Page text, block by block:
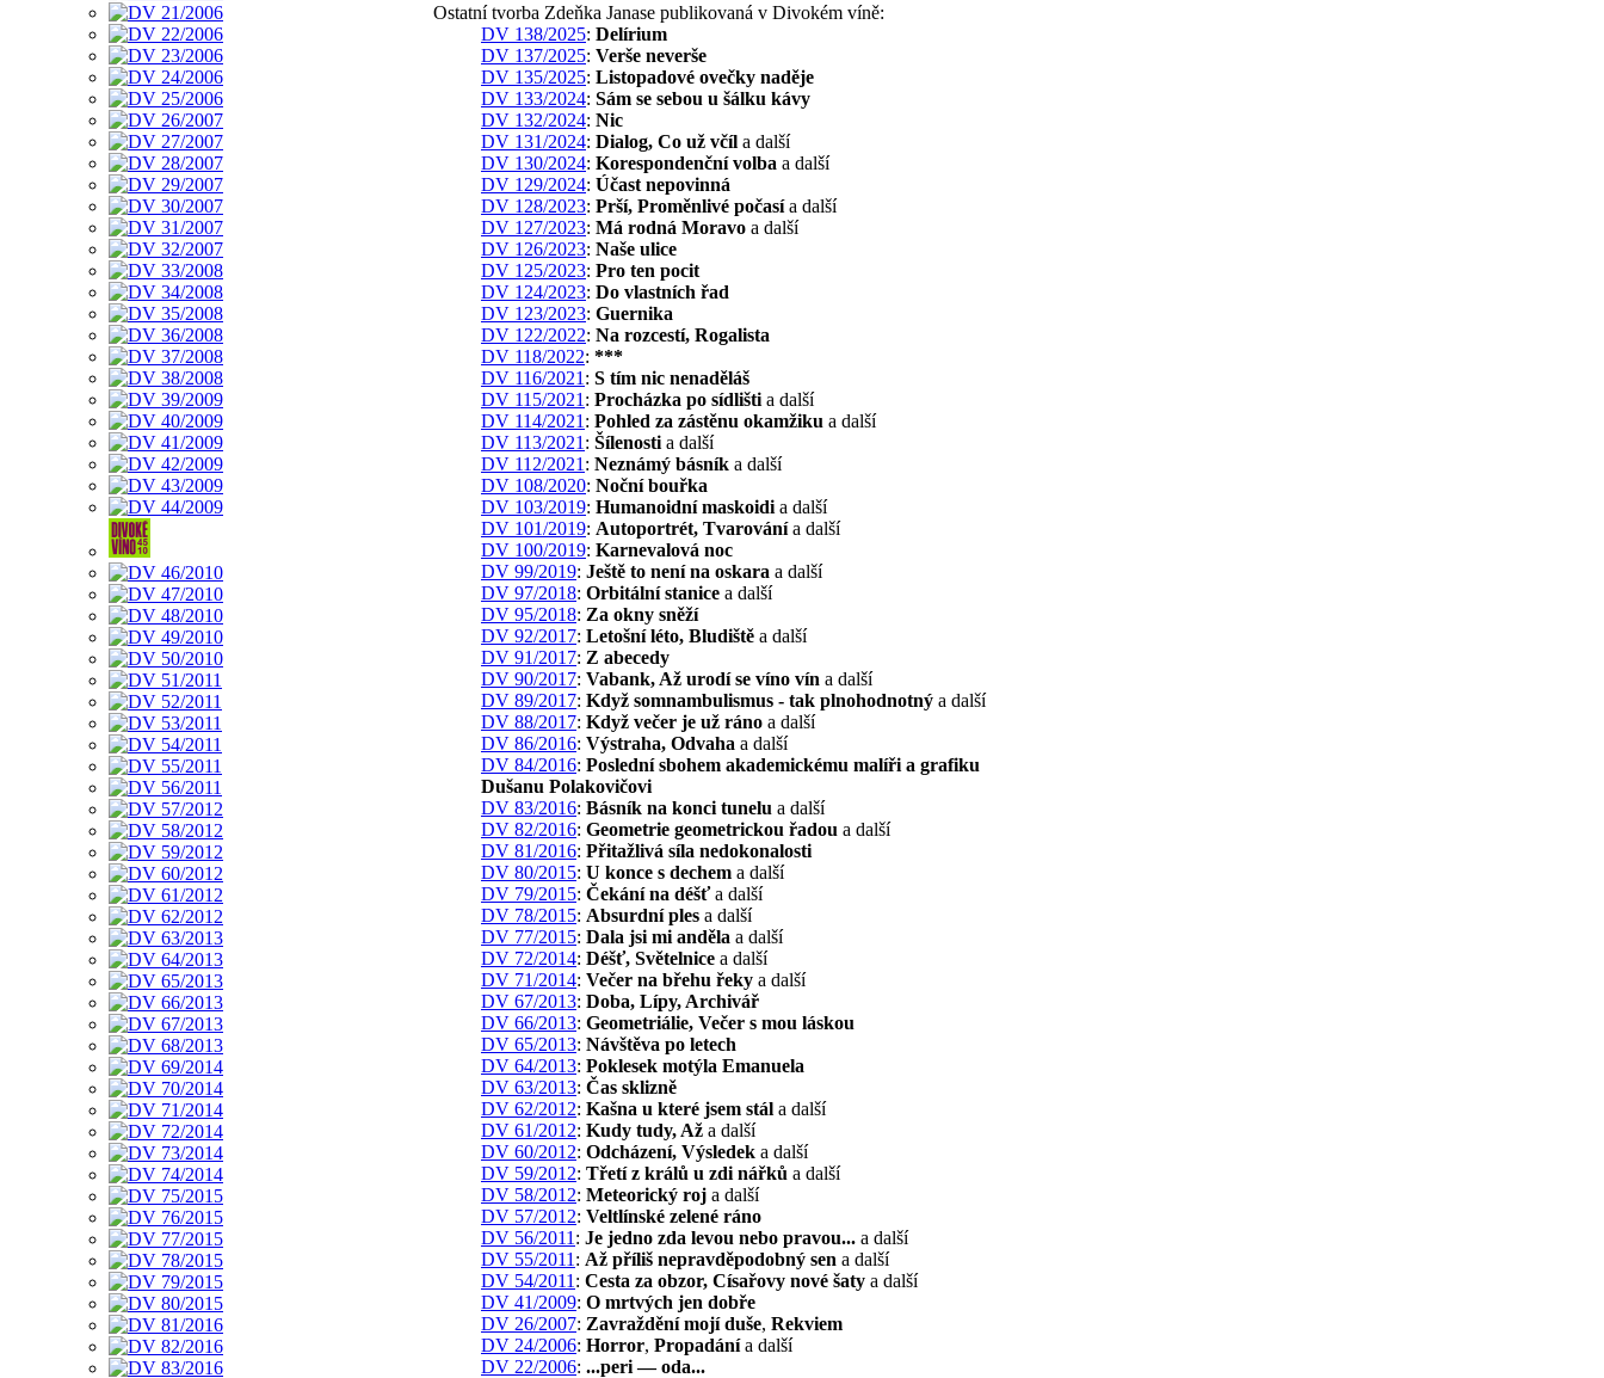
Ostatní tvorba Zdeňka Janase publikovaná v Divokém víně:
DV 138/2025: Delírium
DV 137/2025: Verše neverše
DV 135/2025: Listopadové ovečky naděje
DV 133/2024: Sám se sebou u šálku kávy
DV 132/2024: Nic
DV 131/2024: Dialog, Co už včíl a další
DV 130/2024: Korespondenční volba a další
DV 129/2024: Účast nepovinná
DV 128/2023: Prší, Proměnlivé počasía další
DV 127/2023: Má rodná Moravo a další
DV 126/2023: Naše ulice
DV 125/2023: Pro ten pocit
DV 124/2023: Do vlastních řad
DV 123/2023: Guernika
DV 122/2022: Na rozcestí, Rogalista
DV 118/2022: ***
DV 116/2021 : S tím nic nenaděláš
DV 115/2021 : Procházka po sídlišti a další
DV 114/2021 : Pohled za zástěnu okamžiku a další
DV 113/2021 : Šílenosti a další
DV 112/2021 : Neznámý básník a další
DV 108/2020: Noční bouřka
DV 103/2019: Humanoidní maskoidi a další
DV 101/2019: Autoportrét, Tvarovánía další
DV 100/2019: Karnevalová noc
DV 99/2019: Ještě to není na oskara a další
DV 97/2018: Orbitální stanice a další
DV 95/2018: Za okny sněží
DV 92/2017: Letošní léto, Bludiště a další
DV 91/2017: Z abecedy
DV 90/2017: Vabank, Až urodí se víno vín a další
DV 89/2017: Když somnambulismus - tak plnohodnotný a další
DV 88/2017: Když večer je už ráno a další
DV 86/2016: Výstraha, Odvaha a další
DV 84/2016: Poslední sbohem akademickému malíři a grafiku
Dušanu Polakovičovi
DV 83/2016: Básník na konci tunelu a další
DV 82/2016: Geometrie geometrickou řadou a další
DV 81/2016: Přitažlivá síla nedokonalosti
DV 80/2015: U konce s dechem a další
DV 79/2015: Čekání na déšťa další
DV 78/2015: Absurdní ples a další
DV 77/2015: Dala jsi mi anděla a další
DV 72/2014: Déšť, Světelnice a další
DV 71/2014: Večer na břehu řeky a další
DV 67/2013: Doba, Lípy, Archivář
DV 66/2013: Geometriálie, Večer s mou láskou
DV 65/2013: Návštěva po letech
DV 64/2013: Poklesek motýla Emanuela
DV 63/2013: Čas sklizně
DV 62/2012: Kašna u které jsem stál a další
DV 61/2012: Kudy tudy, Až a další
DV 60/2012: Odcházení, Výsledek a další
DV 59/2012: Třetí z králů u zdi nářků a další
DV 58/2012: Meteorický roj a další
DV 57/2012: Veltlínské zelené ráno
DV 56/2011 : Je jedno zda levou nebo pravou... a další
DV 55/2011 : Až příliš nepravděpodobný sen a další
DV 54/2011 : Cesta za obzor, Císařovy nové šaty a další
DV 41/2009: O mrtvých jen dobře
DV 26/2007: Zavraždění mojí duše, Rekviem
DV 24/2006: Horror, Propadánía další
DV 22/2006: ...peri — oda...